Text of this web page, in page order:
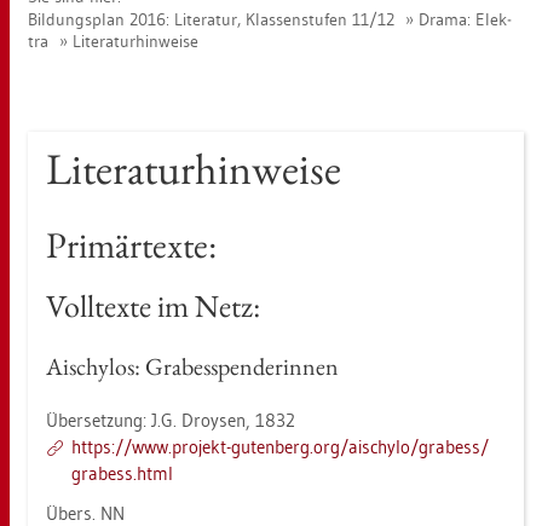
Bil­dungs­plan 2016: Li­te­ra­tur, Klas­sen­stu­fen 11/12
Drama: Elek­
tra
Li­te­ra­tur­hin­wei­se
Li­te­ra­tur­hin­wei­se
Pri­mär­tex­te:
Voll­tex­te im Netz:
Ais­chy­los: Gra­bes­spen­de­rin­nen
Über­set­zung: J.G. Droy­sen, 1832
https://​www.​pro­jekt-​gu­ten­berg.​org/​ais­chy­lo/​gra­bess/​
gra­bess.​html
Übers. NN